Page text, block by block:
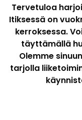
Tervetuloa
Itiksessä on
kerroksessa.
täyttämällä
Olemme
tarjolla